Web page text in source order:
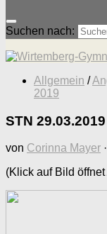
Suchen nach:
Allgemein /
2019
STN 29.03.2019
von Corinna Mayer ·
(Klick auf Bild